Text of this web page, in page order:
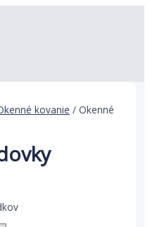
kovanie / Okenné